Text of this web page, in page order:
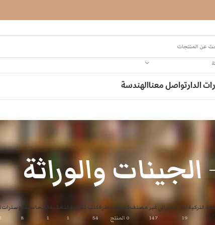
الدارتواصل معناالهندسة
الجينات والوراثة
التركيةامن سيبراني
19
غير مصنف
147
كتب البيطرة
0 المنتج
كتب ثقافية
54
التغذية
1
المحاسبة
1
بوسترات
8